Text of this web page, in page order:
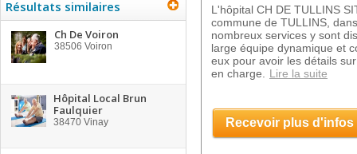
Résultats similaires
Ch De Voiron
38506 Voiron
Hôpital Local Brun
Faulquier
38470 Vinay
L'hôpital CH DE TULLINS
commune de TULLINS,
nombreux services y sont
large équipe dynamique et
eux pour avoir les détails
en charge.
Lire la suite
Recevoir plus d'infos